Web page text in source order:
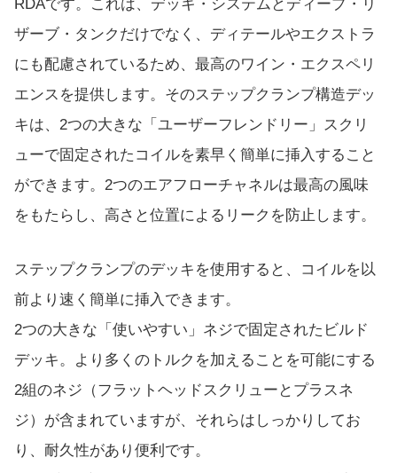
RDAです。これは、デッキ・システムとディープ・リ
ザーブ・タンクだけでなく、ディテールやエクストラ
にも配慮されているため、最高のワイン・エクスペリ
エンスを提供します。そのステップクランプ構造デッ
キは、2つの大きな「ユーザーフレンドリー」スクリ
ューで固定されたコイルを素早く簡単に挿入すること
ができます。2つのエアフローチャネルは最高の風味
をもたらし、高さと位置によるリークを防止します。
ステップクランプのデッキを使用すると、コイルを以
前より速く簡単に挿入できます。
2つの大きな「使いやすい」ネジで固定されたビルド
デッキ。より多くのトルクを加えることを可能にする
2組のネジ（フラットヘッドスクリューとプラスネ
ジ）が含まれていますが、それらはしっかりしてお
り、耐久性があり便利です。